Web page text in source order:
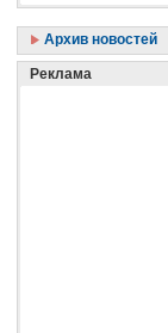
Архив новостей
Реклама